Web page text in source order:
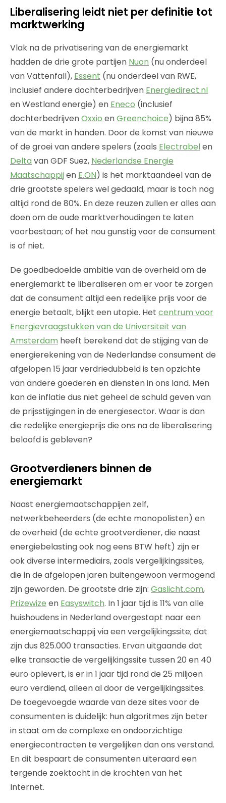
Liberalisering leidt niet per definitie tot
marktwerking
Vlak na de privatisering van de energiemarkt
hadden de drie grote partijen Nuon (nu onderdeel
van Vattenfall), Essent (nu onderdeel van RWE,
inclusief andere dochterbedrijven Energiedirect.nl
en Westland energie) en Eneco (inclusief
dochterbedrijvenOxxio enGreenchoice) bijna 85%
van de markt in handen. Door de komst van nieuwe
of de groei van andere spelers (zoals Electrabelen
Delta van GDF Suez, Nederlandse Energie
Maatschappijen E.ON) is het marktaandeel van de
drie grootste spelers wel gedaald, maar is toch nog
altijd rond de 80%. En deze reuzen zullen er alles aan
doen om de oude marktverhoudingen te laten
voorbestaan; of het nou gunstig voor de consument
is of niet.
De goedbedoelde ambitie van de overheid om de
energiemarkt te liberaliseren om er voor te zorgen
dat de consument altijd een redelijke prijs voor de
energie betaalt, blijkt een utopie. Het centrum voor
Energievraagstukken van de Universiteit van
Amsterdam heeft berekend dat de stijging van de
energierekening van de Nederlandse consument de
afgelopen 15 jaar verdriedubbeld is ten opzichte
van andere goederen en diensten in ons land. Men
kan de inflatie dus niet geheel de schuld geven van
de prijsstijgingen in de energiesector. Waar is dan
die redelijke energieprijs die ons na de liberalisering
beloofd is gebleven?
Grootverdieners binnen de
energiemarkt
Naast energiemaatschappijen zelf,
netwerkbeheerders (de echte monopolisten) en
de overheid (de echte grootverdiener, die naast
energiebelasting ook nog eens BTW heft) zijn er
ook diverse intermediairs, zoals vergelijkingssites,
die in de afgelopen jaren buitengewoon vermogend
zijn geworden. De grootste drie zijn: Gaslicht.com,
Prizewize en Easyswitch. In 1 jaar tijd is 11% van alle
huishoudens in Nederland overgestapt naar een
energiemaatschappij via een vergelijkingssite; dat
zijn dus 825.000 transacties. Ervan uitgaande dat
elke transactie de vergelijkingssite tussen 20 en 40
euro oplevert, is er in 1 jaar tijd rond de 25 miljoen
euro verdiend, alleen al door de vergelijkingssites.
De toegevoegde waarde van deze sites voor de
consumenten is duidelijk: hun algoritmes zijn beter
in staat om de complexe en ondoorzichtige
energiecontracten te vergelijken dan ons verstand.
En dit bespaart de consumenten uiteraard een
tergende zoektocht in de krochten van het
Internet.